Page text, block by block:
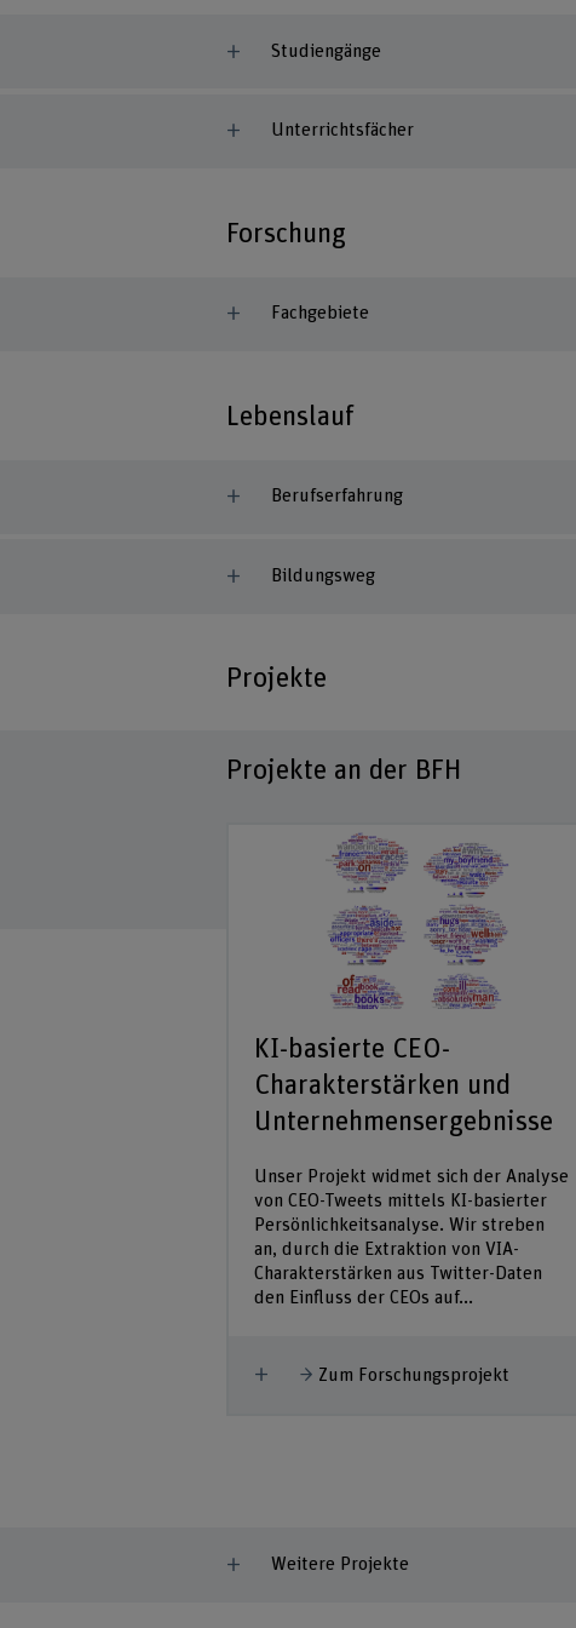
Studiengänge
Unterrichtsfächer
Forschung
Fachgebiete
Lebenslauf
Berufserfahrung
Bildungsweg
Projekte
Projekte an der BFH
KI-basierte CEO-
Charakterstärken und
Unternehmensergebnisse
Unser Projekt widmet sich der Analyse
von CEO-Tweets mittels KI-basierter
Persönlichkeitsanalyse. Wir streben
an, durch die Extraktion von VIA-
Charakterstärken aus Twitter-Daten
den Einfluss der CEOs auf...
Mehr anzeigen
Zum Forschungsprojekt
Weitere Projekte